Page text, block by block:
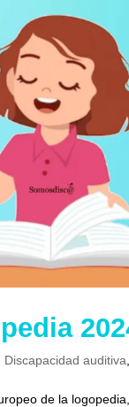
Discapacidad auditiva
de la